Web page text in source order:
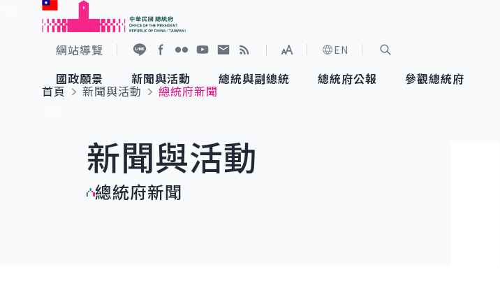
跳到主要內容
網站導覽
展開字級選單
EN
國政願景
國家氣候變遷對策委員會
重要談話
新聞與活動
總統府新聞
影音頻道
總統與副總統
賴清德總統
總統府公報 參觀總統府
參觀資訊
首頁
新聞與活動
總統府新聞
新聞與活動
總統府新聞